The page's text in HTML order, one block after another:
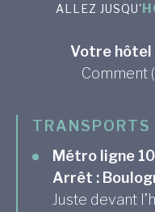
ALLEZ JUSQU'
Votre hôtel
Comment
TRANSPORTS
Métro ligne
Arrêt :
Juste devant